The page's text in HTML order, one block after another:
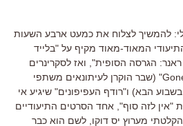
להמשיך לצלוח את כמעט ארבע השעות
המאוד-מאוד מקיף על "בלייד
הגרסה הסופית", ואז לסקרינרים
שכבר הגיעו ל"Gone Baby Gone" (שבר הוקרן לעיתונאים משתפי
הבא) ו"רודף העפיפונים" שיגיע אי
"אין לזה סוף", אחד הסרטים התיעודיים
מערוץ יס דוקו, לשם הוא כבר